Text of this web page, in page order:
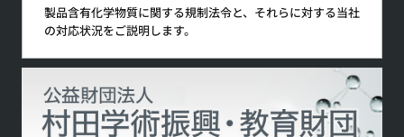
製品含有化学物質に関する規制法令と、それらに対する当社
の対応状況をご説明します。